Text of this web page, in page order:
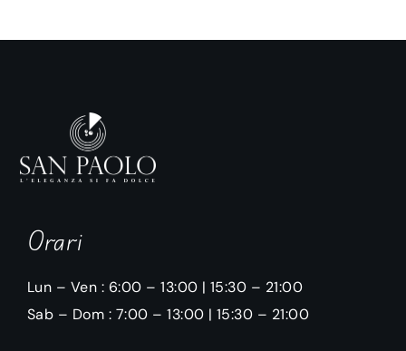
Orari
Lun – Ven : 6:00 – 13:00 | 15:30 – 21:00
Sab – Dom : 7:00 – 13:00 | 15:30 – 21:00